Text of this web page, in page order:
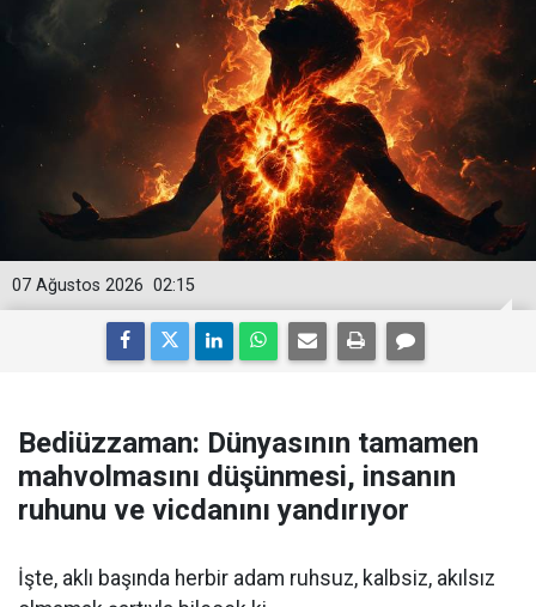
02:15
07 Ağustos 2026
Bediüzzaman: Dünyasının tamamen
mahvolmasını düşünmesi, insanın
ruhunu ve vicdanını yandırıyor
İşte, aklı başında herbir adam ruhsuz, kalbsiz, akılsız